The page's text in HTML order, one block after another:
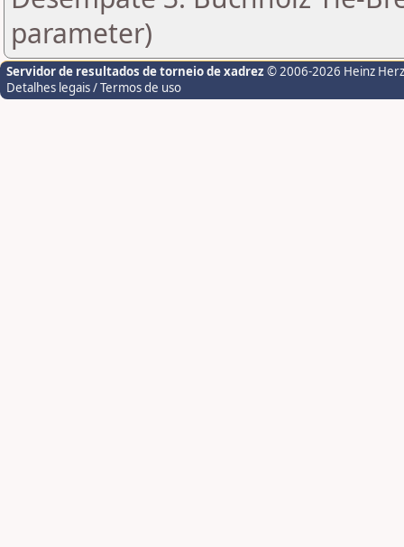
parameter)
Servidor de resultados de torneio de xadrez © 2006-2026 Heinz
Detalhes legais / Termos de uso